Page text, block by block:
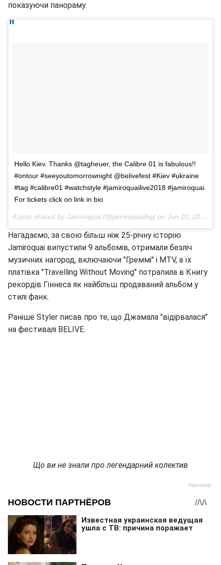
показуючи панораму.
Hello Kiev. Thanks @tagheuer, the Calibre 01 is fabulous!!
#ontour #seeyoutomorrownight @belivefest #Kiev #ukraine
#tag #calibre01 #watchstyle #jamiroquailive2018 #jamiroquai.
For tickets click on link in bio
A post shared by Jamiroquai (@jamiroquaihq) on Jun 20, 2018 at 8:56am PDT
Нагадаємо, за свою більш ніж 25-річну історію
Jamiroquai випустили 9 альбомів, отримали безліч
музичних нагород, включаючи "Греммі" і MTV, а їх
платівка "Travelling Without Moving" потрапила в Книгу
рекордів Гіннеса як найбільш продаваний альбом у
стилі фанк.
Раніше Styler писав про те, що Джамала "відірвалася"
на фестивалі BELIVE.
Що ви не знали про легендарний колектив